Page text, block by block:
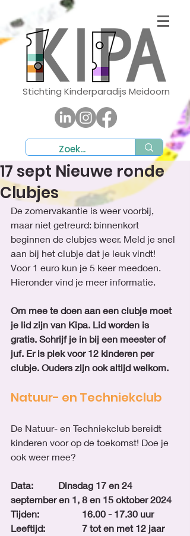
Stichting Kinderparadijs Meidoorn
17 sept Nieuwe ronde
Clubjes
De zomervakantie is weer voorbij,
maar niet getreurd: binnenkort
beginnen de clubjes weer. Meld je snel
aan bij het clubje dat je leuk vindt!
Voor 1 euro kun je 5 keer meedoen.
Hieronder vind je meer informatie.
Om mee te doen aan een clubje moet
je lid zijn van Kipa. Lid worden is
gratis. Schrijf je in bij een meester of
juf. Er is plek voor 12 kinderen per
clubje. Ouders zijn ook altijd welkom.
Natuur- en Techniekclub
De Natuur- en Techniekclub bereidt
kinderen voor op de toekomst! Doe je
ook weer mee?
Data:		Dinsdag 17 en 24
september en 1, 8 en 15 oktober 2024
Tijden:		16.00 - 17.30 uur
Leeftijd: 		7 tot en met 12 jaar